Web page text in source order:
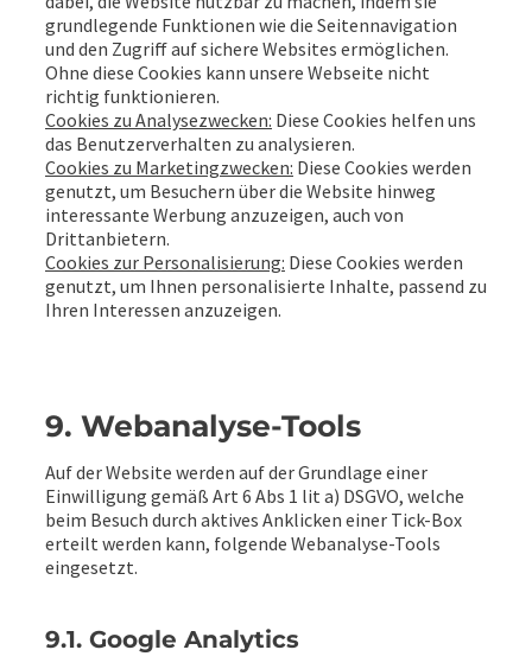
grundlegende Funktionen wie die Seitennavigation
und den Zugriff auf sichere Websites ermöglichen.
Ohne diese Cookies kann unsere Webseite nicht
richtig funktionieren.
Cookies zu Analysezwecken: Diese Cookies helfen uns
das Benutzerverhalten zu analysieren.
Cookies zu Marketingzwecken: Diese Cookies werden
genutzt, um Besuchern über die Website hinweg
interessante Werbung anzuzeigen, auch von
Drittanbietern.
Cookies zur Personalisierung: Diese Cookies werden
genutzt, um Ihnen personalisierte Inhalte, passend zu
Ihren Interessen anzuzeigen.
9. Webanalyse-Tools
Auf der Website werden auf der Grundlage einer
Einwilligung gemäß Art 6 Abs 1 lit a) DSGVO, welche
beim Besuch durch aktives Anklicken einer Tick-Box
erteilt werden kann, folgende Webanalyse-Tools
eingesetzt.
9.1. Google Analytics